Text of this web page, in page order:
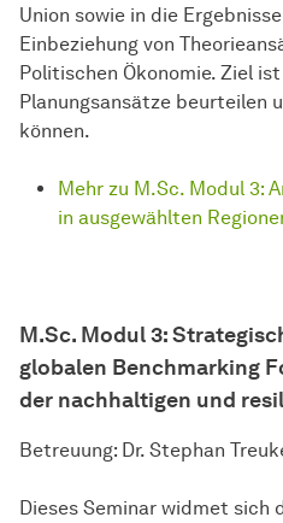
Union sowie in die
Einbeziehung von
Politischen Ökonomie. Ziel
Planungsansätze beurteilen
können.
Mehr zu M.Sc. Modul 3:
in ausgewählten
M.Sc. Modul 3:
globalen Benchmarking
der nachhaltigen und
Betreuung: Dr. Stephan
Dieses Seminar widmet sich